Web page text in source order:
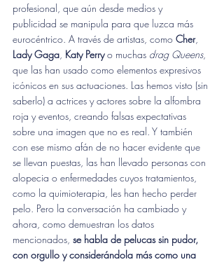
profesional, que aún desde medios y
publicidad se manipula para que luzca más
eurocéntrico. A través de artistas, como Cher,
Lady Gaga, Katy Perry o muchas drag Queens,
que las han usado como elementos expresivos
icónicos en sus actuaciones. Las hemos visto (sin
saberlo) a actrices y actores sobre la alfombra
roja y eventos, creando falsas expectativas
sobre una imagen que no es real. Y también
con ese mismo afán de no hacer evidente que
se llevan puestas, las han llevado personas con
alopecia o enfermedades cuyos tratamientos,
como la quimioterapia, les han hecho perder
pelo. Pero la conversación ha cambiado y
ahora, como demuestran los datos
mencionados, se habla de pelucas sin pudor,
con orgullo y considerándola más como una